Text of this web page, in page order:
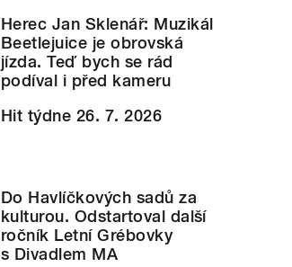
Herec Jan Sklenář: Muzikál
Beetlejuice je obrovská
jízda. Teď bych se rád
podíval i před kameru
Hit týdne 26. 7. 2026
Do Havlíčkových sadů za
kulturou. Odstartoval další
ročník Letní Grébovky
s Divadlem MA